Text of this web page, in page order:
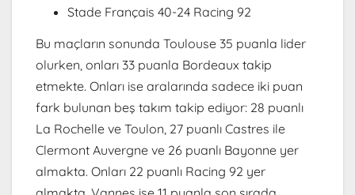
Stade Français 40-24 Racing 92
Bu maçların sonunda Toulouse 35 puanla lider
olurken, onları 33 puanla Bordeaux takip
etmekte. Onları ise aralarında sadece iki puan
fark bulunan beş takım takip ediyor: 28 puanlı
La Rochelle ve Toulon, 27 puanlı Castres ile
Clermont Auvergne ve 26 puanlı Bayonne yer
almakta. Onları 22 puanlı Racing 92 yer